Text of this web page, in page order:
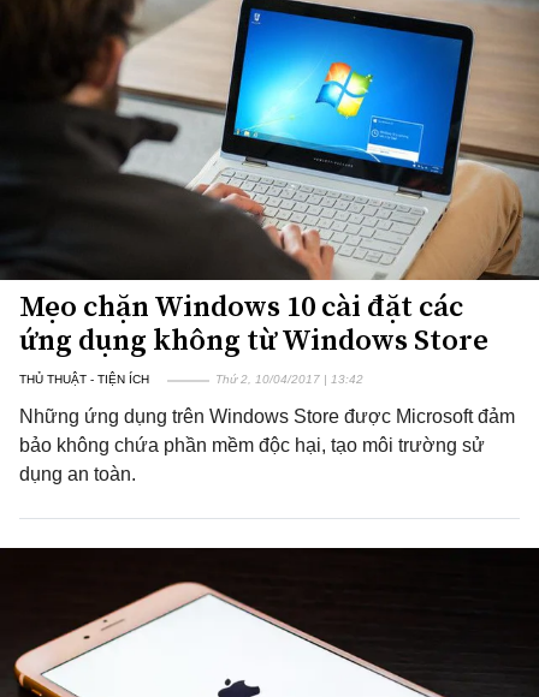
Mẹo chặn Windows 10 cài đặt các
ứng dụng không từ Windows Store
THỦ THUẬT - TIỆN ÍCH Thứ 2, 10/04/2017 | 13:42
Những ứng dụng trên Windows Store được Microsoft đảm
bảo không chứa phần mềm độc hại, tạo môi trường sử
dụng an toàn.